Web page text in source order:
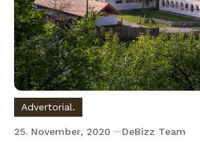
Advertorial.
25. November, 2020 DeBizz Team